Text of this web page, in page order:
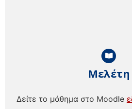
Μελέτη
Δείτε το μάθημα στο Moodle